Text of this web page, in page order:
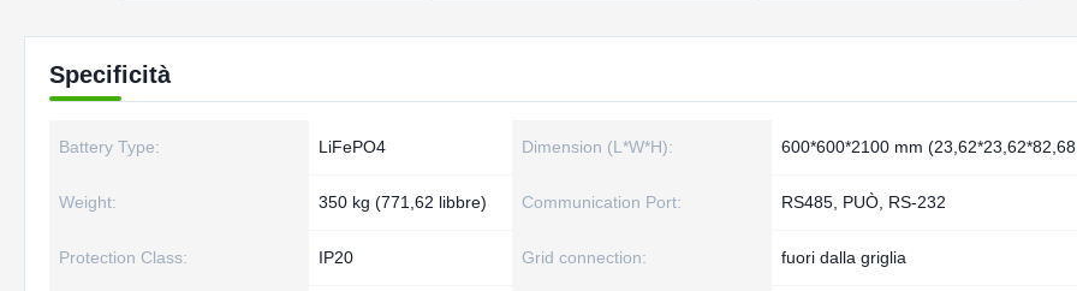
Specificità
Battery Type: LiFePO4 Dimension (L*W*H): 600*600*2100 mm
Weight: 350 kg (771,62 libbre) Communication Port: RS485, PUÒ, RS-232
Protection Class: IP20 Grid connection: fuori dalla griglia